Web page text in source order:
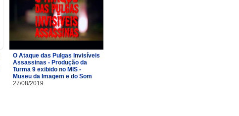
O Ataque das Pulgas Invisíveis
Assassinas - Produção da
Turma 9 exibido no MIS -
Museu da Imagem e do Som
27/08/2019